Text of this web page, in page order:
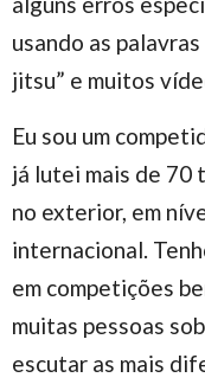
usando as
jitsu” e muitos
Eu sou um
já lutei mais de 70
no exterior, em
internacional.
em competições
muitas pessoas
escutar as mais